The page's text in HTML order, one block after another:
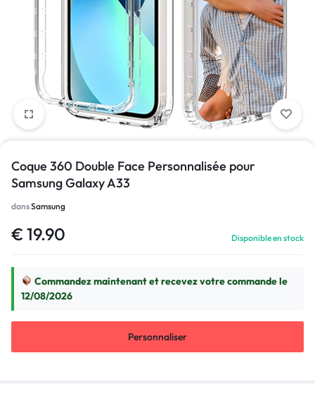
1/1
Coque 360 Double Face Personnalisée pour
Samsung Galaxy A33
dansSamsung
€ 19.90 Disponible en stock
Commandez maintenant et recevez votre commande le
12/08/2026
Personnaliser